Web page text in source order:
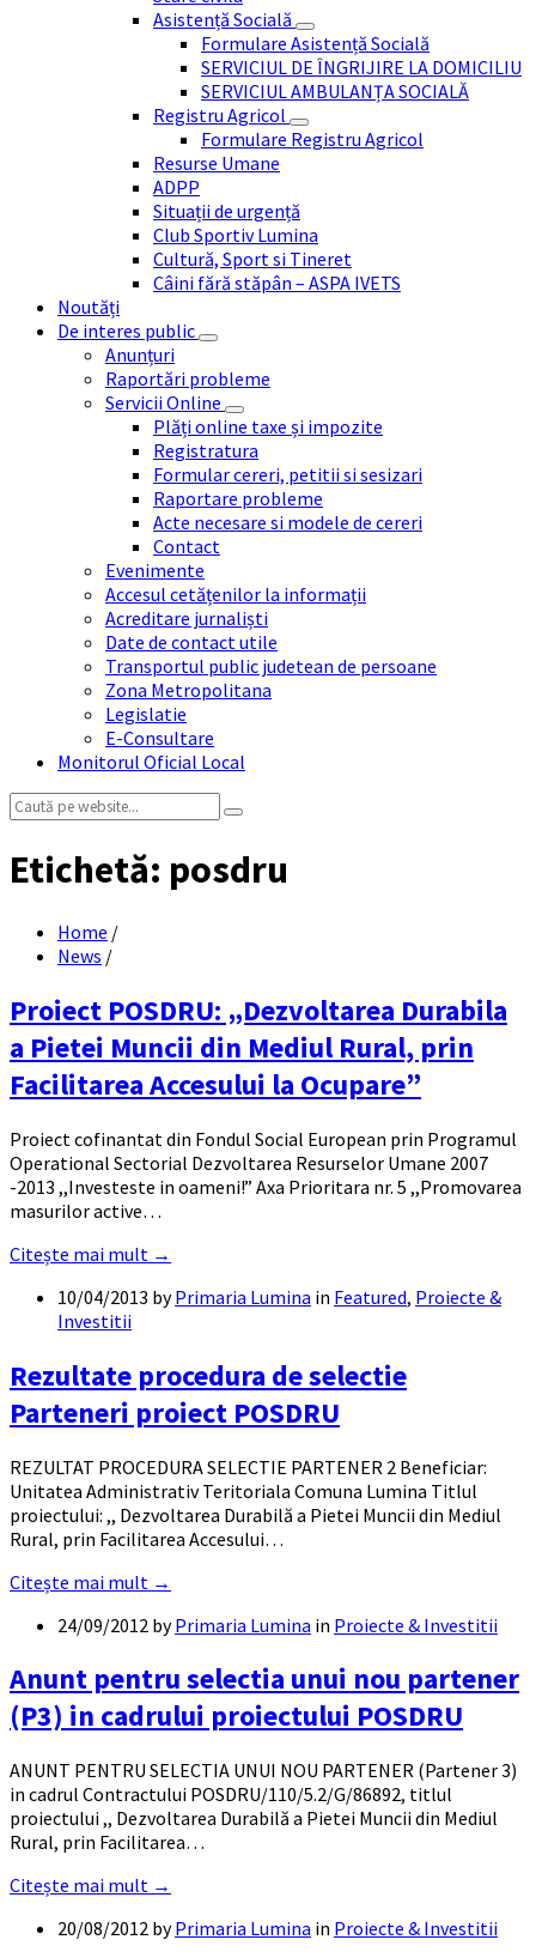
Asistență Socială
Formulare Asistență Socială
SERVICIUL DE ÎNGRIJIRE LA DOMICILIU
SERVICIUL AMBULANȚA SOCIALĂ
Registru Agricol
Formulare Registru Agricol
Resurse Umane
ADPP
Situații de urgență
Club Sportiv Lumina
Cultură, Sport si Tineret
Câini fără stăpân – ASPA IVETS
Noutăți
De interes public
Anunțuri
Raportări probleme
Servicii Online
Plăți online taxe și impozite
Registratura
Formular cereri, petitii si sesizari
Raportare probleme
Acte necesare si modele de cereri
Contact
Evenimente
Accesul cetățenilor la informații
Acreditare jurnaliști
Date de contact utile
Transportul public judetean de persoane
Zona Metropolitana
Legislatie
E-Consultare
Monitorul Oficial Local
Search:
Etichetă: posdru
Home /
News /
Proiect POSDRU: „Dezvoltarea Durabila
a Pietei Muncii din Mediul Rural, prin
Facilitarea Accesului la Ocupare”
Proiect cofinantat din Fondul Social European prin Programul
Operational Sectorial Dezvoltarea Resurselor Umane 2007
-2013 ,,Investeste in oameni!” Axa Prioritara nr. 5 ,,Promovarea
masurilor active…
Citește mai mult →
10/04/2013 byPrimaria Lumina in Featured, Proiecte &
Investitii
Rezultate procedura de selectie
Parteneri proiect POSDRU
REZULTAT PROCEDURA SELECTIE PARTENER 2 Beneficiar:
Unitatea Administrativ Teritoriala Comuna Lumina Titlul
proiectului: ,, Dezvoltarea Durabilă a Pietei Muncii din Mediul
Rural, prin Facilitarea Accesului…
Citește mai mult →
24/09/2012 byPrimaria Lumina in Proiecte & Investitii
Anunt pentru selectia unui nou partener
(P3) in cadrului proiectului POSDRU
ANUNT PENTRU SELECTIA UNUI NOU PARTENER (Partener 3)
in cadrul Contractului POSDRU/110/5.2/G/86892, titlul
proiectului ,, Dezvoltarea Durabilă a Pietei Muncii din Mediul
Rural, prin Facilitarea…
Citește mai mult →
20/08/2012 byPrimaria Lumina in Proiecte & Investitii